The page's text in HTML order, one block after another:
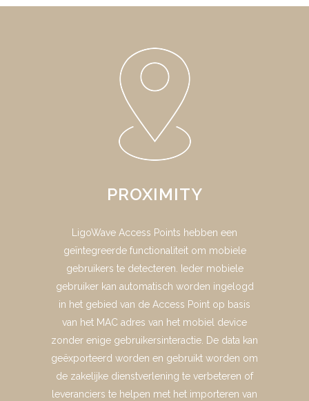
PROXIMITY
LigoWave Access Points hebben een
geïntegreerde functionaliteit om mobiele
gebruikers te detecteren. Ieder mobiele
gebruiker kan automatisch worden ingelogd
in het gebied van de Access Point op basis
van het MAC adres van het mobiel device
zonder enige gebruikersinteractie. De data kan
geëxporteerd worden en gebruikt worden om
de zakelijke dienstverlening te verbeteren of
leveranciers te helpen met het importeren van